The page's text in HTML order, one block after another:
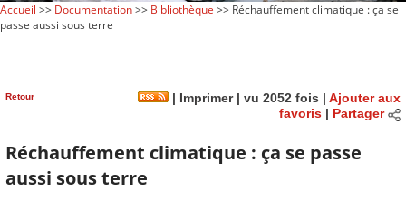
Accueil >> Documentation>> Bibliothèque >> Réchauffement climatique : ça se
passe aussi sous terre
Retour | Imprimer| vu 2052 fois | Ajouter aux
favoris| Partager
Réchauffement climatique : ça se passe
aussi sous terre